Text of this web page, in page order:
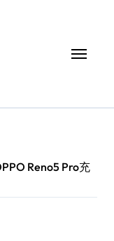
Reno5 Pro充